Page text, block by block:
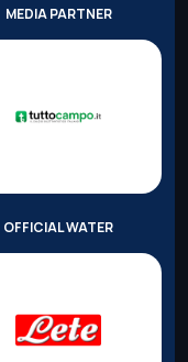
MEDIA PARTNER
OFFICIAL WATER